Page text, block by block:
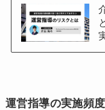
運営指導の実施頻